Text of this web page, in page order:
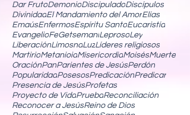
Dar FrutoDemonioDiscipuladoDiscípulos
DivinidadEl Mandamiento del AmorElías
EmaúsEnfermosEspíritu SantoEucaristía
EvangelioFeGetsemaníLeprosoLey
LiberaciónLimosnaLuzLíderes religiosos
MartirioMetanioiaMisericordiaMoisésMuerte
OraciónPanParientes de JesúsPerdón
PopularidadPosesosPredicaciónPredicar
Presencia de JesúsProfetas
Proyecto de VidaPruebaReconciliación
Reconocer a JesúsReino de Dios